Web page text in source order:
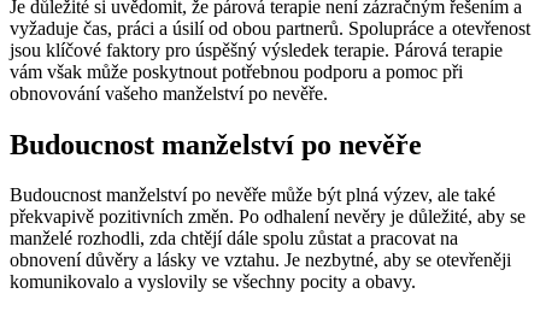
Je důležité si uvědomit, že párová terapie není zázračným řešením a
vyžaduje čas, práci a úsilí od obou partnerů. Spolupráce a otevřenost
jsou klíčové faktory pro úspěšný výsledek terapie. Párová terapie
vám však může poskytnout potřebnou podporu a pomoc při
obnovování vašeho manželství po nevěře.
Budoucnost manželství po nevěře
Budoucnost manželství po nevěře může být plná výzev, ale také
překvapivě pozitivních změn. Po odhalení nevěry je důležité, aby se
manželé rozhodli, zda chtějí dále spolu zůstat a pracovat na
obnovení důvěry a lásky ve vztahu. Je nezbytné, aby se otevřeněji
komunikovalo a vyslovily se všechny pocity a obavy.